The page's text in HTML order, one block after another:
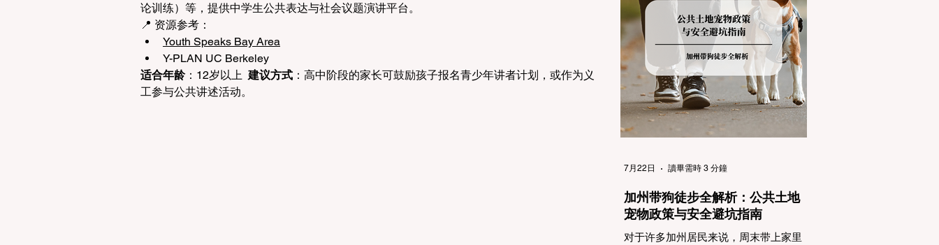
论训练）等，提供中学生公共表达与社会议题演讲平台。
📍 资源参考：
Youth Speaks Bay Area
Y-PLAN UC Berkeley
适合年龄：12岁以上 建议方式 ：高中阶段的家长可鼓励孩子报名青少年讲者计划，或作为义
工参与公共讲述活动。
的车型在不同路况下的具体要求，并为
出行做好充足准备。 一、 核心概念：看
懂加州 R1, R2, R3 管制级别 当恶劣天气
来袭，加州交通局会在公路上启动防滑
链管制，并通过电子路牌指示当前的管
制级别。加州采用三个递进的级别（R1
至R3）来规范通行车辆： R1 管制
(Requirement 1) 规定内容： 所有车辆必
须安装防滑链。 豁免条件： 乘用车
（Light Trucks）只要配备了雪地轮胎
加州带狗徒步全解析：公共土地
宠物政策与安全避坑指南
对于许多加州居民来说，周末带上家里
7月22日 讀畢需時 3 分鐘